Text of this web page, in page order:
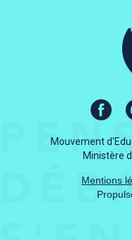
Mouvement
Ministère
Mentions